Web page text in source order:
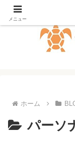
ホーム
パーソ
メニュー